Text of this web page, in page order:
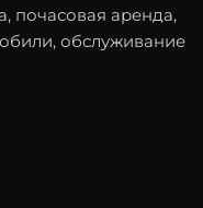
почасовая аренда,
обслуживание